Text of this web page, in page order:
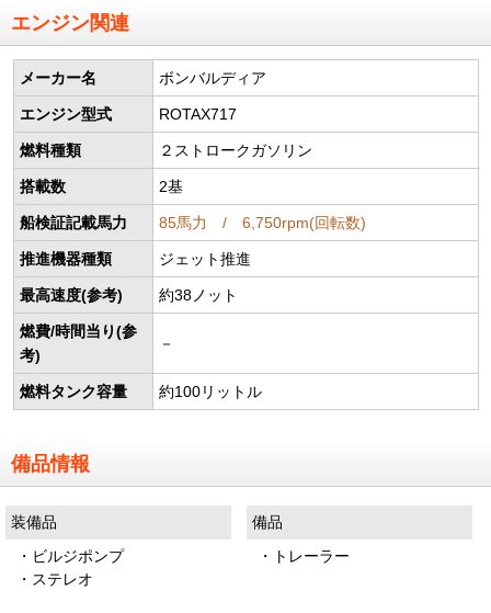
エンジン関連
メーカー名 ボンバルディア
エンジン型式 ROTAX717
燃料種類 ２ストロークガソリン
搭載数 2基
船検証記載馬力 85馬力 / 6,750rpm(回転数)
推進機器種類 ジェット推進
最高速度(参考) 約38ノット
燃費/時間当り(参
考)
－
燃料タンク容量 約100リットル
備品情報
装備品
・ビルジポンプ
・ステレオ
備品
・トレーラー